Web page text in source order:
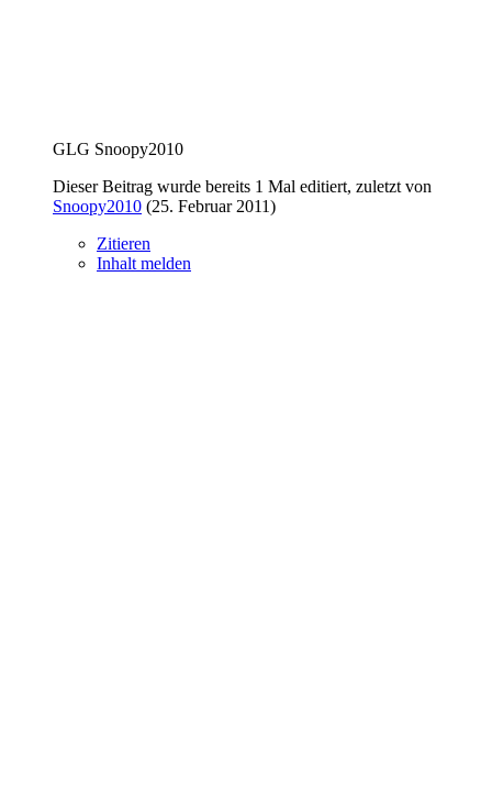
GLG Snoopy2010
Dieser Beitrag wurde bereits 1 Mal editiert, zuletzt von
Snoopy2010 (25. Februar 2011)
Zitieren
Inhalt melden